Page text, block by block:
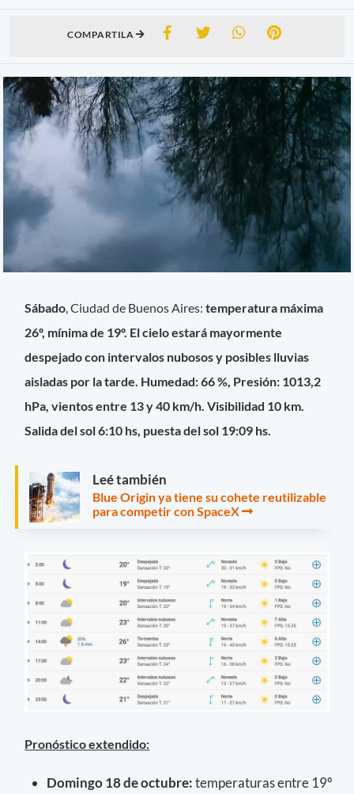
COMPARTILA
Sábado , Ciudad de Buenos Aires:temperatura máxima
26º, mínima de 19º. El cielo estará mayormente
despejado con intervalos nubosos y posibles lluvias
aisladas por la tarde. Humedad: 66 %, Presión: 1013,2
hPa, vientos entre 13 y 40 km/h. Visibilidad 10 km.
Salida del sol 6:10 hs, puesta del sol 19:09 hs.
Leé también
Blue Origin ya tiene su cohete reutilizable
para competir con SpaceX
Pronóstico extendido:
Domingo 18 de octubre:temperaturas entre 19º